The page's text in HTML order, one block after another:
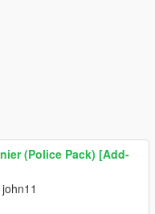
(Police Pack) [Add-